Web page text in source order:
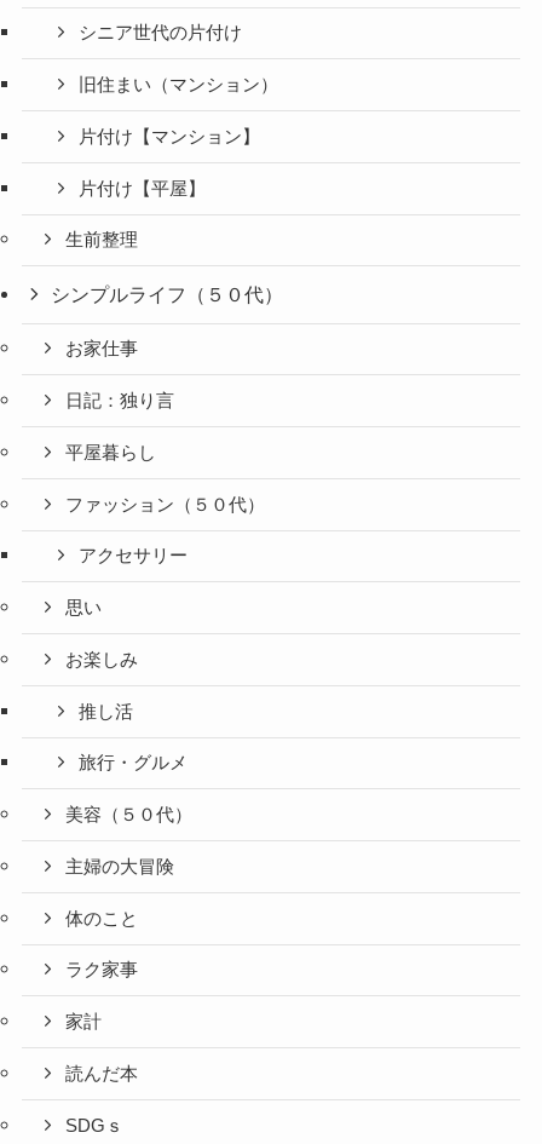
シニア世代の片付け
旧住まい（マンション）
片付け【マンション】
片付け【平屋】
生前整理
シンプルライフ（５０代）
お家仕事
日記：独り言
平屋暮らし
ファッション（５０代）
アクセサリー
思い
お楽しみ
推し活
旅行・グルメ
美容（５０代）
主婦の大冒険
体のこと
ラク家事
家計
読んだ本
SDGｓ